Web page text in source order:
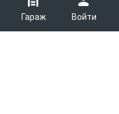
Гараж Войти